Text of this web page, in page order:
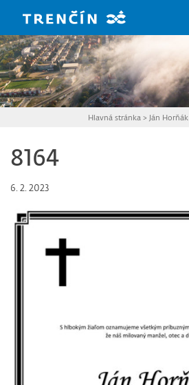
Hlavná stránka > Ján Horňák
8164
6. 2. 2023